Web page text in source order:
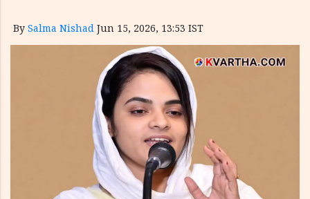
By Salma Nishad Jun 15, 2026, 13:53 IST